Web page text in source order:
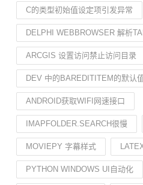
C的类型初始值设定项引发异常
DELPHI WEBBROWSER 解析
ARCGIS 设置访问禁止访问目录
DEV 中的BAREDITITEM的默认
ANDROID获取WIFI网速接口
IMAPFOLDER.SEARCH很慢
MOVIEPY 字幕样式
PYTHON WINDOWS UI自动化